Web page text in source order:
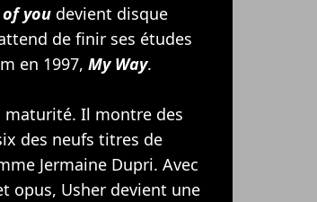
you devient disque
de finir ses études
en 1997, My Way.
maturité. Il montre des
des neufs titres de
Jermaine Dupri. Avec
opus, Usher devient une